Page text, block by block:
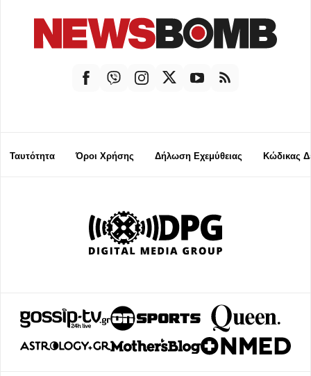
Ταυτότητα Όροι Χρήσης Δήλωση Εχεμύθειας Κώδικας